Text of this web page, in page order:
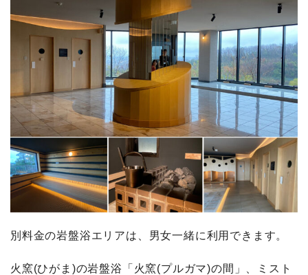
別料金の岩盤浴エリアは、男女一緒に利用できます。
火窯(ひがま)の岩盤浴「火窯(プルガマ)の間」、ミスト